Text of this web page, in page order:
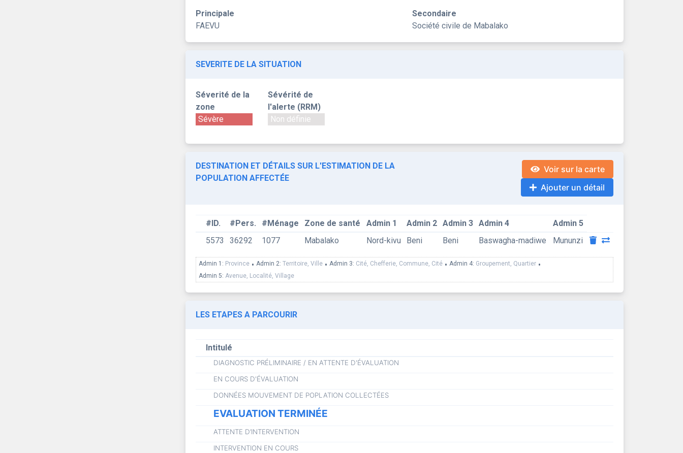
Principale
FAEVU
Secondaire
Société civile de Mabalako
SEVERITE DE LA SITUATION
Séverité de la
zone
Sévère
Sévérité de
l'alerte (RRM)
Non définie
DESTINATION ET DÉTAILS SUR L'ESTIMATION DE LA
POPULATION AFFECTÉE
Voir sur la carte
Ajouter un détail
#ID. #Pers. #Ménage Zone de santé Admin 1 Admin 2 Admin 3 Admin 4
Admin 5
5573
36292 1077 Mabalako Nord-kivu Beni Beni Baswagha-madiwe Mununzi
Admin 1: Province • Admin 2: Territoire, Ville • Admin 3: Cité, Chefferie, Commune, Cité • Admin 4: Groupement, Quartier •
Admin 5: Avenue, Localité, Village
LES ETAPES A PARCOURIR
Intitulé
DIAGNOSTIC PRÉLIMINAIRE / EN ATTENTE D'ÉVALUATION
EN COURS D'ÉVALUATION
DONNÉES MOUVEMENT DE POPLATION COLLECTÉES
EVALUATION TERMINÉE
ATTENTE D’INTERVENTION
INTERVENTION EN COURS